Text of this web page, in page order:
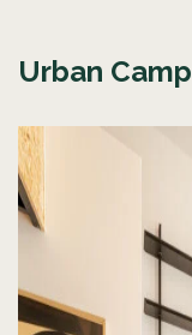
Urban